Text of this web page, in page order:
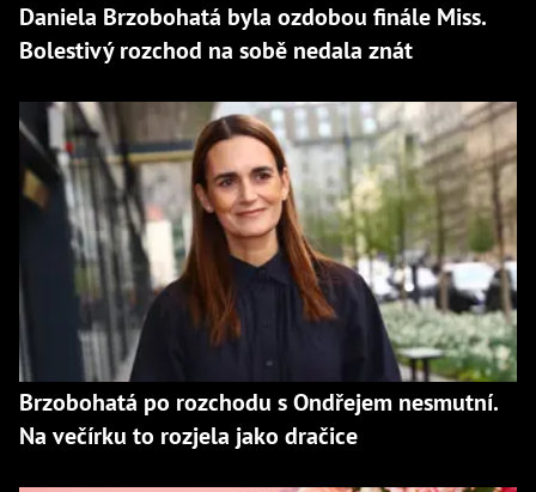
Daniela Brzobohatá byla ozdobou finále Miss.
Bolestivý rozchod na sobě nedala znát
Brzobohatá po rozchodu s Ondřejem nesmutní.
Na večírku to rozjela jako dračice